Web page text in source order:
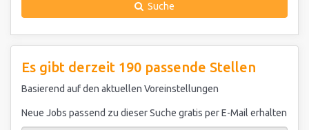
Suche
Es gibt derzeit 190 passende Stellen
Basierend auf den aktuellen Voreinstellungen
Neue Jobs passend zu dieser Suche gratis per E-Mail erhalten